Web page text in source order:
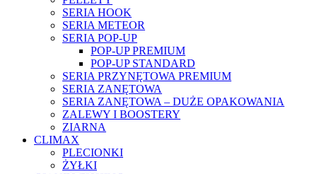
SERIA HOOK
SERIA METEOR
SERIA POP-UP
POP-UP PREMIUM
POP-UP STANDARD
SERIA PRZYNĘTOWA PREMIUM
SERIA ZANĘTOWA
SERIA ZANĘTOWA – DUŻE OPAKOWANIA
ZALEWY I BOOSTERY
ZIARNA
CLIMAX
PLECIONKI
ŻYŁKI